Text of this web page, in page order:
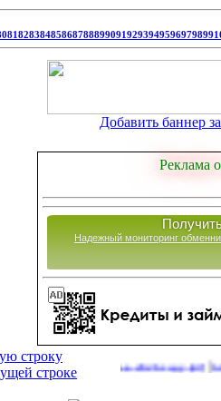
81828384858687888990919293949596979899
Добавить баннер
Реклама
Надежный мониторинг
заработка в 2026 году(47)|http://